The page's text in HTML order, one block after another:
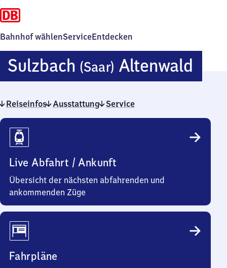
Bahnhof wählenServiceEntdecken
Sulzbach (Saar) Altenwald
Reiseinfos Ausstattung Service
Reiseinfos
Live Abfahrt / Ankunft
Übersicht der nächsten abfahrenden und
ankommenden Züge
Fahrpläne